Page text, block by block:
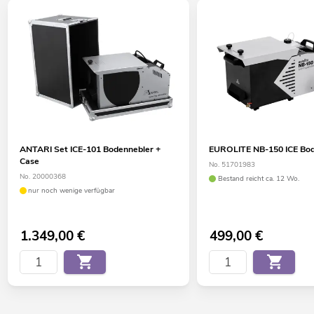
ANTARI Set ICE-101 Bodennebler +
Case
No. 20000368
nur noch wenige verfügbar
1.349,00€
EUROLITE NB-150 ICE
No. 51701983
Bestand reicht ca. 12 Wo.
499,00€